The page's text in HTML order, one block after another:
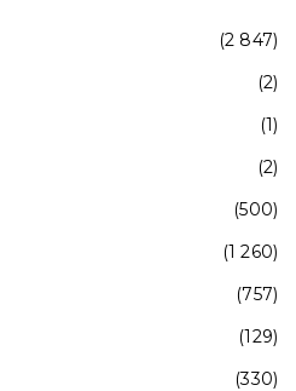
(2 847)
(2)
(1)
(2)
(500)
(1 260)
(757)
(129)
(330)